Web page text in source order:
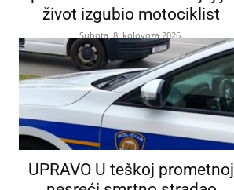
život izgubio motociklist
Subota, 8. kolovoza 2026.
UPRAVO U teškoj prometnoj